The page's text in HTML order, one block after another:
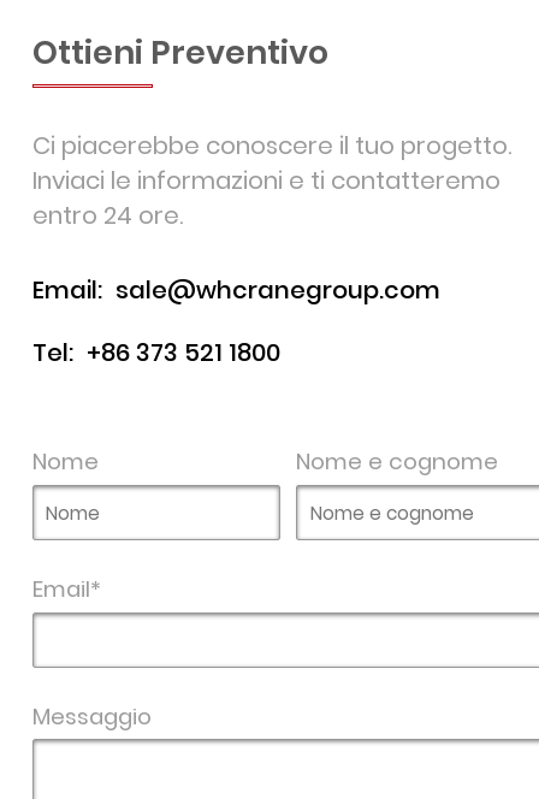
Ottieni Preventivo
Ci piacerebbe conoscere il tuo progetto.
Inviaci le informazioni e ti contatteremo
entro 24 ore.
Email: sale@whcranegroup.com
Tel: +86 373 521 1800
Nome Nome e cognome
Email*
Messaggio